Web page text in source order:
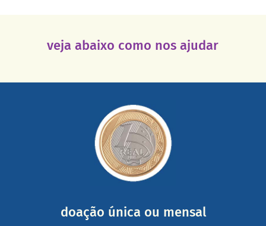
veja abaixo como nos ajudar
doação única ou mensal
mail mostrando tudo o que fizemos com a sua ajuda
somada a de outras pessoas.
saiba mais